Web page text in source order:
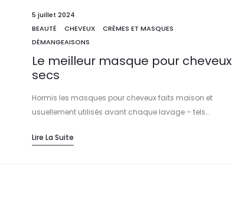
5 juillet 2024
BEAUTÉ
CHEVEUX
CRÈMES ET MASQUES
DÉMANGEAISONS
Le meilleur masque pour cheveux
secs
Hormis les masques pour cheveux faits maison et
usuellement utilisés avant chaque lavage – tels…
Lire La Suite